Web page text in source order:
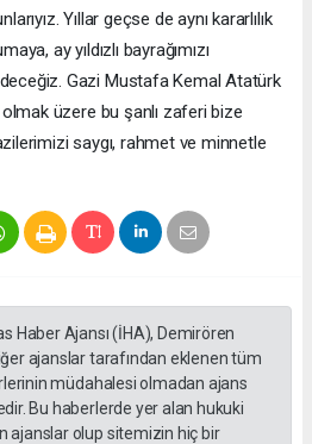
Yıllar geçse de aynı kararlılık
ay yıldızlı bayrağımızı
Gazi Mustafa Kemal Atatürk
üzere bu şanlı zaferi bize
saygı, rahmet ve minnetle
Haber Ajansı (İHA), Demirören
ajanslar tarafından eklenen tüm
müdahalesi olmadan ajans
Bu haberlerde yer alan hukuki
ajanslar olup sitemizin hiç bir